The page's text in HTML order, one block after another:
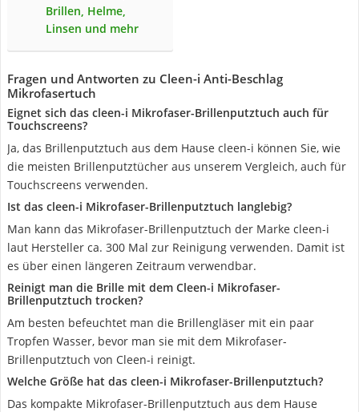
Brillen, Helme,
Linsen und mehr
Fragen und Antworten zu Cleen-i Anti-Beschlag
Mikrofasertuch
Eignet sich das cleen-i Mikrofaser-Brillenputztuch auch für
Touchscreens?
Ja, das Brillenputztuch aus dem Hause cleen-i können Sie, wie
die meisten Brillenputztücher aus unserem Vergleich, auch für
Touchscreens verwenden.
Ist das cleen-i Mikrofaser-Brillenputztuch langlebig?
Man kann das Mikrofaser-Brillenputztuch der Marke cleen-i
laut Hersteller ca. 300 Mal zur Reinigung verwenden. Damit ist
es über einen längeren Zeitraum verwendbar.
Reinigt man die Brille mit dem Cleen-i Mikrofaser-
Brillenputztuch trocken?
Am besten befeuchtet man die Brillengläser mit ein paar
Tropfen Wasser, bevor man sie mit dem Mikrofaser-
Brillenputztuch von Cleen-i reinigt.
Welche Größe hat das cleen-i Mikrofaser-Brillenputztuch?
Das kompakte Mikrofaser-Brillenputztuch aus dem Hause